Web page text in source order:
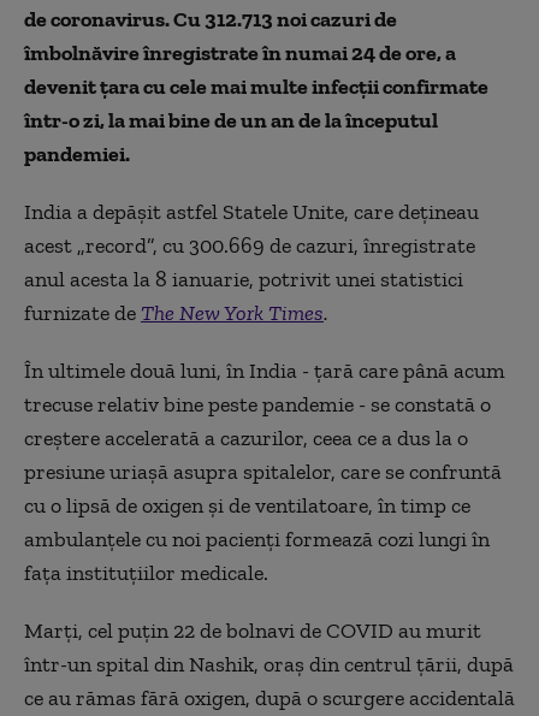
de coronavirus. Cu 312.713 noi cazuri de
îmbolnăvire înregistrate în numai 24 de ore, a
devenit țara cu cele mai multe infecții confirmate
într-o zi, la mai bine de un an de la începutul
pandemiei.
India a depășit astfel Statele Unite, care dețineau
acest „record”, cu 300.669 de cazuri, înregistrate
anul acesta la 8 ianuarie, potrivit unei statistici
furnizate de The New York Times.
În ultimele două luni, în India - țară care până acum
trecuse relativ bine peste pandemie - se constată o
creștere accelerată a cazurilor, ceea ce a dus la o
presiune uriașă asupra spitalelor, care se confruntă
cu o lipsă de oxigen și de ventilatoare, în timp ce
ambulanțele cu noi pacienți formează cozi lungi în
fața instituțiilor medicale.
Marți, cel puțin 22 de bolnavi de COVID au murit
într-un spital din Nashik, oraș din centrul țării, după
ce au rămas fără oxigen, după o scurgere accidentală